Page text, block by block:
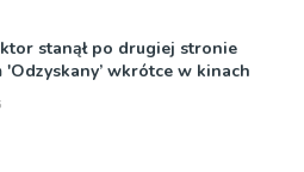
stanął po drugiej stronie
'Odzyskany’ wkrótce w kinach